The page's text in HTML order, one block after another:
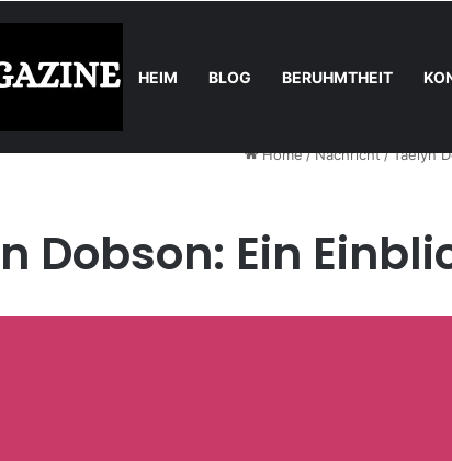
HEIM BLOG BERUHMTHEIT
Balkonkraftwerk-Upgrade: Wann und wie registrieren
Home/Nachricht/Taelyn
Dobson: Ein